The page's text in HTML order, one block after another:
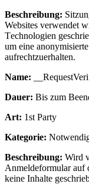
Beschreibung:
Websites verwendet
Technologien
um eine
aufrechtzuerhalten.
Name:
Dauer: Bis zum
Art: 1st Party
Kategorie:
Beschreibung: Wird
Anmeldeformular auf
keine Inhalte